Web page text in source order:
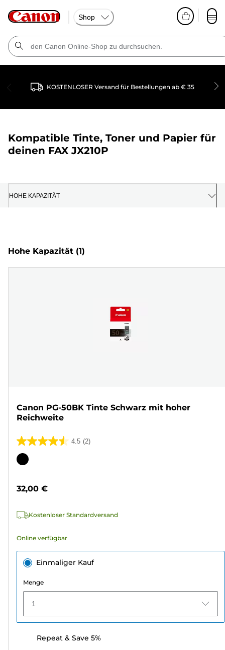
Shop
KOSTENLOSER Versand für Bestellungen ab € 35
Kompatible Tinte, Toner und Papier für
deinen FAX JX210P
HOHE KAPAZITÄT
Hohe Kapazität (1)
Canon PG-50BK Tinte Schwarz mit hoher
Reichweite
4.5 (2)
4.5
von
2
Farbpatrone
32,00 €
Kostenloser Standardversand
Online verfügbar
Einmaliger Kauf
Menge
1
Repeat & Save 5%